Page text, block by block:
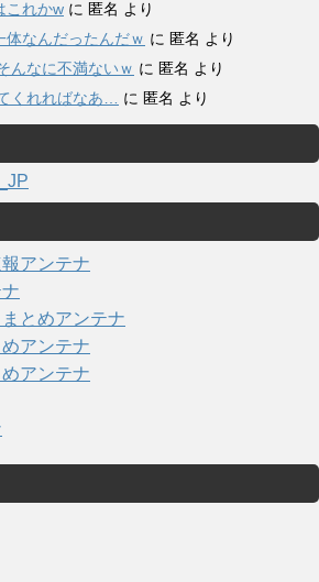
これかw に 匿名 より
体なんだったんだｗ に 匿名 より
んなに不満ないｗ に 匿名 より
くれればなあ…
に 匿名 より
アンテナ
とめアンテナ
アンテナ
アンテナ